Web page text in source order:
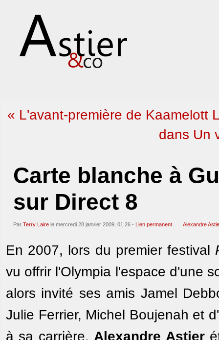
« L'avant-première de Kaamelott
dans Un
Carte blanche à
sur Direct 8
Par Terry Laire le mercredi 28 janvier 2009, 01:26 - Lien permanent Alexandre
En 2007, lors du premier festival
vu offrir l'Olympia l'espace d'une
alors invité ses amis Jamel
Julie Ferrier, Michel Boujenah et
à sa carrière. Alexandre Astier